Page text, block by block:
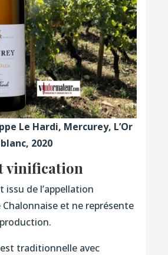
Le Hardi, Mercurey, L’Or
2020
vinification
issu de l’appellation
Chalonnaise et ne représente
traditionnelle avec